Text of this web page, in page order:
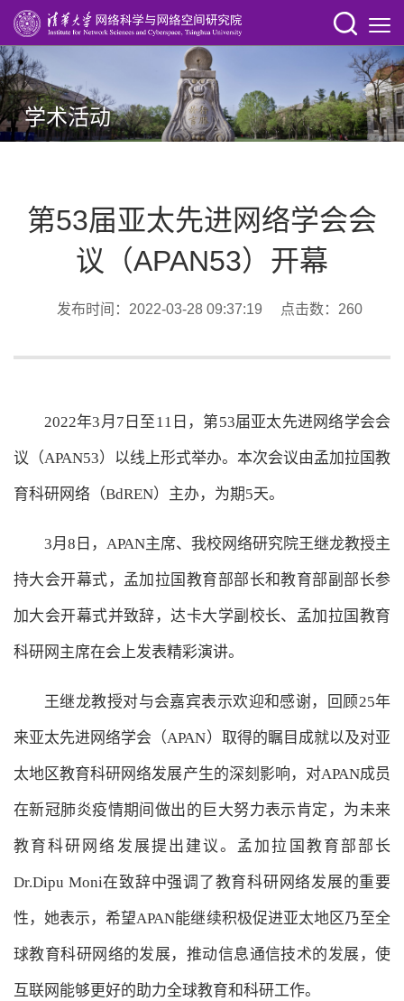
学术活动
第53届亚太先进网络学会会
议（APAN53）开幕
发布时间：2022-03-28 09:37:19 点击数： 260
2022年3月7日至11日，第53届亚太先进网络学会会
议（APAN53）以线上形式举办。本次会议由孟加拉国教
育科研网络（BdREN）主办，为期5天。
3月8日，APAN主席、我校网络研究院王继龙教授主
持大会开幕式，孟加拉国教育部部长和教育部副部长参
加大会开幕式并致辞，达卡大学副校长、孟加拉国教育
科研网主席在会上发表精彩演讲。
王继龙教授对与会嘉宾表示欢迎和感谢，回顾25年
来亚太先进网络学会（APAN）取得的瞩目成就以及对亚
太地区教育科研网络发展产生的深刻影响，对APAN成员
在新冠肺炎疫情期间做出的巨大努力表示肯定，为未来
教育科研网络发展提出建议。孟加拉国教育部部长
Dr.Dipu Moni在致辞中强调了教育科研网络发展的重要
性，她表示，希望APAN能继续积极促进亚太地区乃至全
球教育科研网络的发展，推动信息通信技术的发展，使
互联网能够更好的助力全球教育和科研工作。